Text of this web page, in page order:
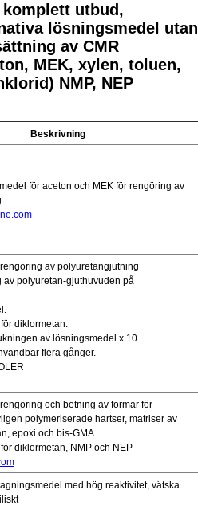
utbud,
lösningsmedel utan
av CMR
MEK, xylen, toluen,
NMP, NEP
Beskrivning
för aceton och MEK för rengöring av
av polyuretangjutning
av polyuretan-gjuthuvuden på
diklormetan.
av lösningsmedel x 10.
flera gånger.
och betning av formar för
polymeriserade hartser, matriser av
epoxi och bis-GMA.
diklormetan, NMP och NEP
med hög reaktivitet, vätska